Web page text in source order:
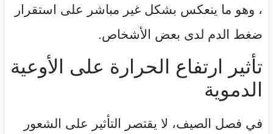
، وهو ما ينعكس بشكل غير مباشر على استقرار
ضغط الدم لدى بعض الأشخاص.
تأثير ارتفاع الحرارة على الأوعية
الدموية
في فصل الصيف، لا يقتصر التأثير على الشعور